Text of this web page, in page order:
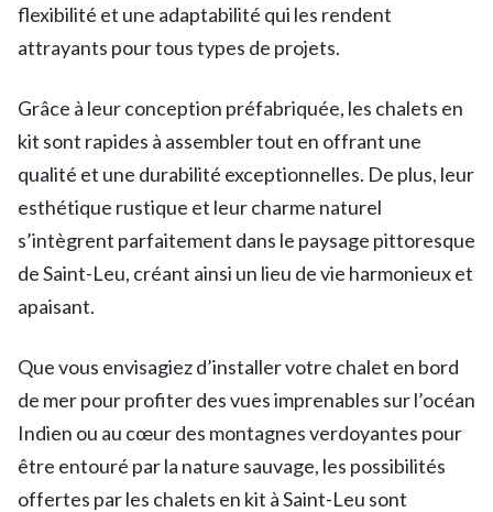
flexibilité et une adaptabilité qui les rendent
attrayants pour tous types de projets.
Grâce à leur conception préfabriquée, les chalets en
kit sont rapides à assembler tout en offrant une
qualité et une durabilité exceptionnelles. De plus, leur
esthétique rustique et leur charme naturel
s’intègrent parfaitement dans le paysage pittoresque
de Saint-Leu, créant ainsi un lieu de vie harmonieux et
apaisant.
Que vous envisagiez d’installer votre chalet en bord
de mer pour profiter des vues imprenables sur l’océan
Indien ou au cœur des montagnes verdoyantes pour
être entouré par la nature sauvage, les possibilités
offertes par les chalets en kit à Saint-Leu sont